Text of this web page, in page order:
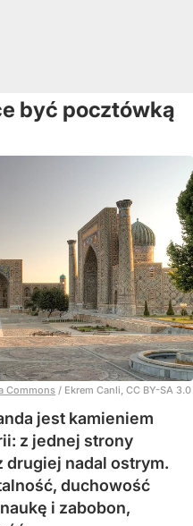
być pocztówką
Commons / Ekrem Canli, CC BY-SA 3.0
jest kamieniem
z jednej strony
drugiej nadal ostrym.
duchowość
i zabobon,